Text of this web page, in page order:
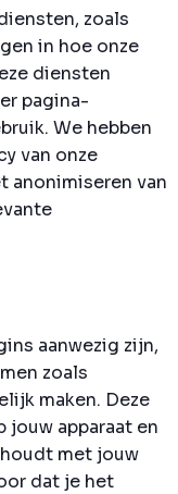
zoals
in hoe onze
diensten
pagina-
We hebben
van onze
anonimiseren van
aanwezig zijn,
zoals
maken. Deze
jouw apparaat en
met jouw
dat je het